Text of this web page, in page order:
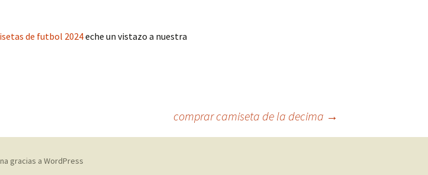
de futbol 2024eche un vistazo a nuestra
comprar camiseta de la decima →
gracias a WordPress